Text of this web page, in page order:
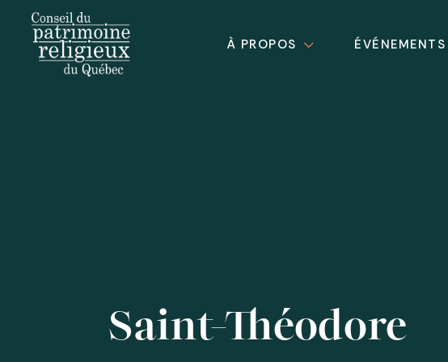
À PROPOS ÉVÉNEMENTS
Saint-Théodore